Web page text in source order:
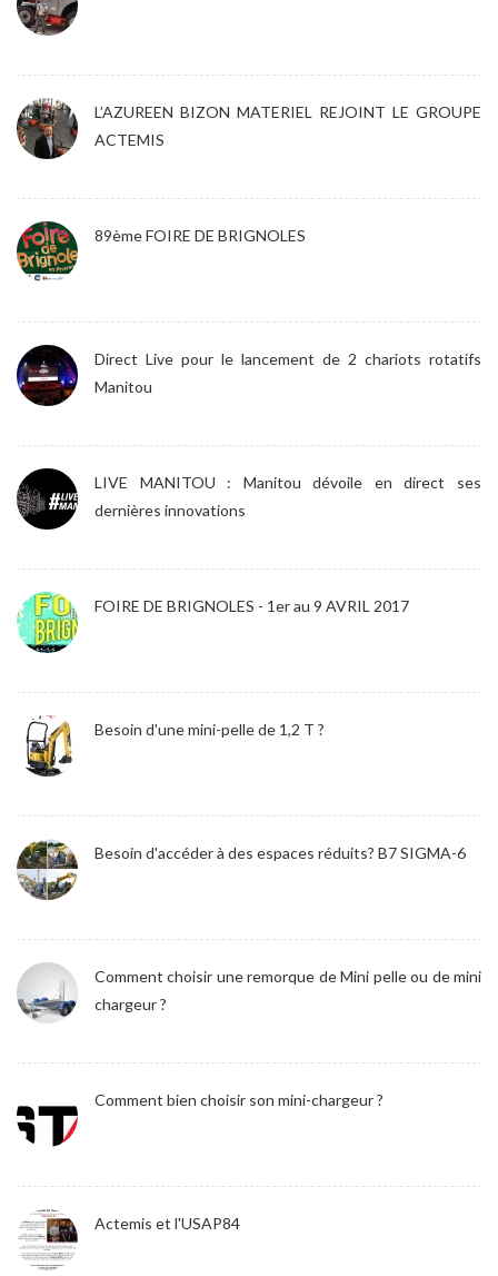
L’AZUREEN BIZON MATERIEL REJOINT LE GROUPE
ACTEMIS
89ème FOIRE DE BRIGNOLES
Direct Live pour le lancement de 2 chariots rotatifs
Manitou
LIVE MANITOU : Manitou dévoile en direct ses
dernières innovations
FOIRE DE BRIGNOLES - 1er au 9 AVRIL 2017
Besoin d'une mini-pelle de 1,2 T ?
Besoin d'accéder à des espaces réduits? B7 SIGMA-6
Comment choisir une remorque de Mini pelle ou de mini
chargeur ?
Comment bien choisir son mini-chargeur ?
Actemis et l'USAP84